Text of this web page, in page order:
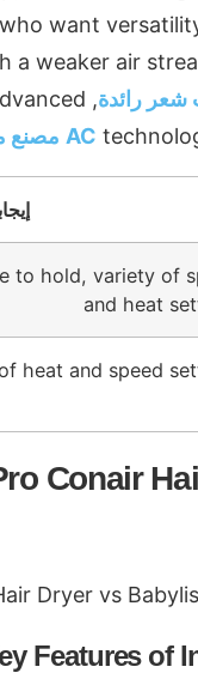
want
weaker air
رائدة, features advanced
to hold, variety of
and heat
heat and speed
Conair
Features of